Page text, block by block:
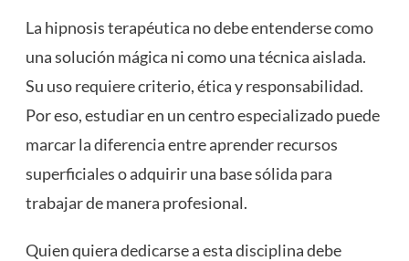
La hipnosis terapéutica no debe entenderse como
una solución mágica ni como una técnica aislada.
Su uso requiere criterio, ética y responsabilidad.
Por eso, estudiar en un centro especializado puede
marcar la diferencia entre aprender recursos
superficiales o adquirir una base sólida para
trabajar de manera profesional.
Quien quiera dedicarse a esta disciplina debe